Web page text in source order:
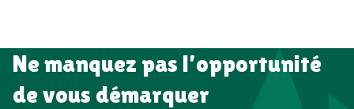
Ne manquez pas l’opportunité
de vous démarquer